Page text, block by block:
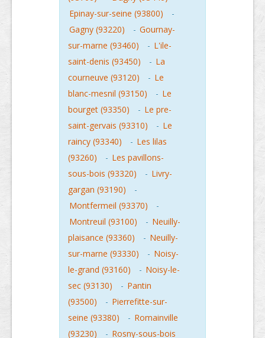
Epinay-sur-seine (93800)
-
Gagny (93220)
- Gournay-
sur-marne (93460)
- L'ile-
saint-denis (93450)
- La
courneuve (93120)
- Le
blanc-mesnil (93150)
- Le
bourget (93350)
- Le pre-
saint-gervais (93310)
- Le
raincy (93340)
- Les lilas
(93260)
- Les pavillons-
sous-bois (93320)
- Livry-
gargan (93190)
-
Montfermeil (93370)
-
Montreuil (93100)
- Neuilly-
plaisance (93360)
- Neuilly-
sur-marne (93330)
- Noisy-
le-grand (93160)
- Noisy-le-
sec (93130)
- Pantin
(93500)
- Pierrefitte-sur-
seine (93380)
- Romainville
(93230)
- Rosny-sous-bois